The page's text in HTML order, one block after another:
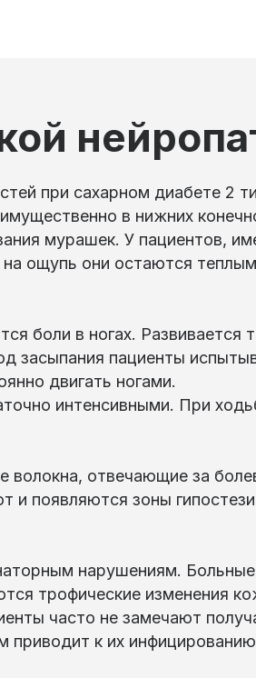
при сахарном диабете 2
в нижних
мурашек. У пациентов,
на ощупь они остаются
боли в ногах. Развивается
засыпания пациенты
двигать ногами.
интенсивными. При
волокна, отвечающие за
и появляются зоны
нарушениям.
трофические изменения
часто не замечают
к их